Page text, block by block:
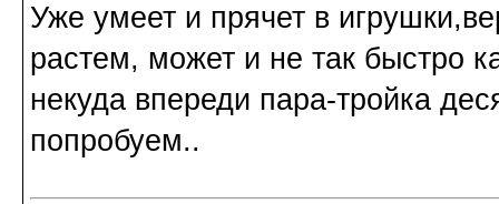
Уже умеет и прячет в
растем, может и не так быстро
некуда впереди пара-тройка
попробуем..